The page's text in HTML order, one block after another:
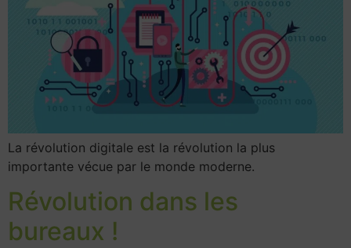
La révolution digitale est la révolution la plus
importante vécue par le monde moderne.
Révolution dans les
bureaux !